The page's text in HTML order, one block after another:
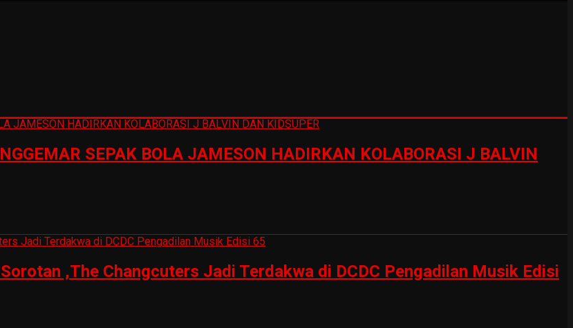
SEPAK BOLA JAMESON HADIRKAN KOLABORASI J BALVIN
,The Changcuters Jadi Terdakwa di DCDC Pengadilan Musik Edisi